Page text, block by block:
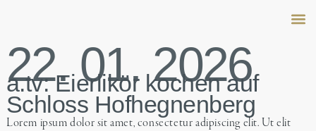
22. 01. 2026
a.tv: Eierlikör kochen auf
Schloss Hofhegnenberg
Lorem ipsum dolor sit amet, consectetur adipiscing elit. Ut elit